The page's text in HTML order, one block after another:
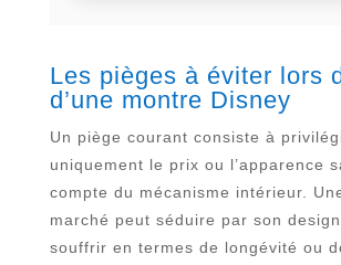
Les pièges à éviter lors
d’une montre Disney
Un piège courant consiste à
uniquement le prix ou l’apparence
compte du mécanisme intérieur.
marché peut séduire par son
souffrir en termes de longévité ou